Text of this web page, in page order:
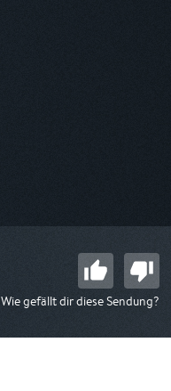
Wie gefällt dir diese Sendung?